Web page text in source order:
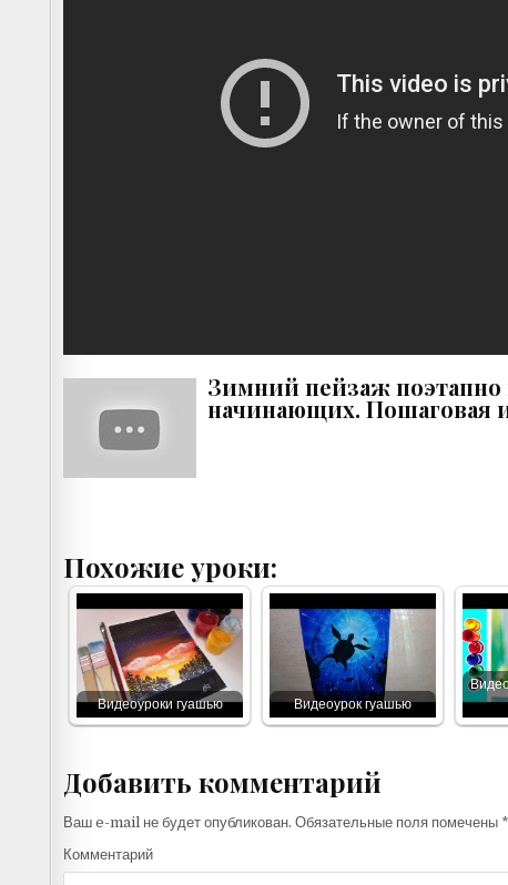
Зимний пейзаж
начинающих. Пошаговая
Похожие уроки:
Видеоуроки гуашью Видеоурок гуашью
Добавить комментарий
Ваш e-mail не будет опубликован. Обязательные поля помечены *
Комментарий